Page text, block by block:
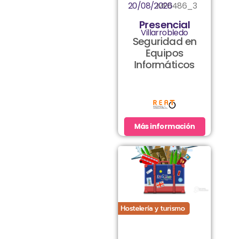
MF0486_3
20/08/2026
Presencial
Villarrobledo
Seguridad en
Equipos
Informáticos
Más información
Hostelería y turismo